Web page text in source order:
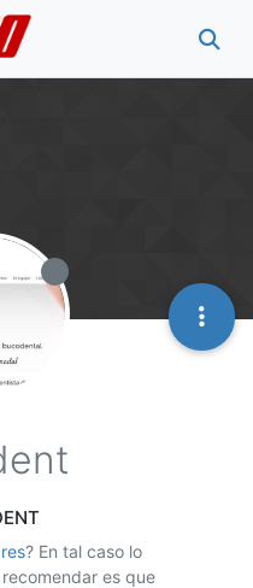
? En tal caso lo
es que